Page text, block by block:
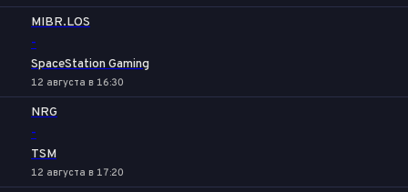
MIBR.LOS
-
SpaceStation Gaming
12 августа в 16:30
NRG
-
TSM
12 августа в 17:20